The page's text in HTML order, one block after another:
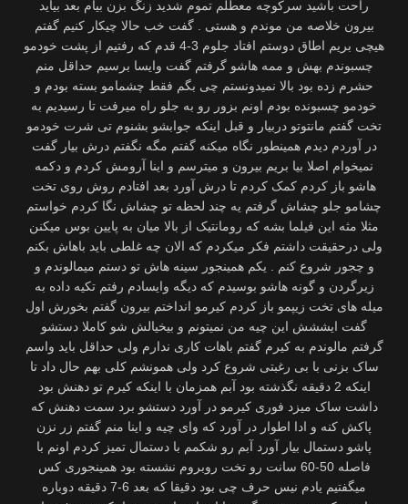
راحت باشید سرکوچه معطلم تموم شدید زنگ بزن بیام بعد بیاید
بیرون خلاصه من موندم و هستی . گفت خب حالا چیکار کنیم گفتم
هیچی بریم اطاق دوستم افتاد جلوم 3-4 قدم که رفتیم از پشت خودمو
چسبوندم بهش و ممه هاشو گرفتم گفت وایسا برسیم حداقل منم
حشرم زده بود بالا نمیدونستم چی بگم فقط چشمامو بسته بودم و
خودمو چسبونده بودم اونم بزور رو به جلو راه میرفت تا رسیدیم به
تخت گفتم مانتوتو دربیار و قبل اینکه جوابشو بشنوم تی شرت خودمو
در آوردم دیدم همینطور نگاه میکنه گفتم مگه نگفتم درش بیار گفت
نمیخوام اصلا بیا بریم بیرون و میترسم و اینا آرومش کردم و دکمه
هاشو باز کردم کمک کردم تا درش آورد بعد افتادم روش روی تخت
چشامو جلو چشاش گرفتم یه چند لحظه تو چشاش نگا کردم خواستم
مثلا مثه این فیلما بشه که رومانتیک از بالا میان به پایین بوس میکنن
ولی درحقیقت داشتم فکر میکردم که الان چه غلطی باید باهاش بکنم
و چجور شروع کنم . یکم همینجور سینه هاش تو دستم میمالوندم و
زیرگردن و گونه هاشو بوسیدم که دیگه وایسادم رفتم تکیه داده به
میله های تخت زیپمو باز کردم کیرمو انداختم بیرون گفتم بخورش اول
گفت ایششش این چیه من نمیتونم و بیخیالش شو کاملا دستشو
گرفتم مالوندم به کیرم گفتم باهات کاری ندارم ولی حداقل باید واسم
ساک بزنی با بی رغبتی شروع کرد ولی همونشم کلی بهم حال داد تا
اینکه 2 دقیقه نگذشته بود آبم همزمان با اینکه کیرم تو دهنش بود
داشت ساک میزد فوری کیرمو در آورد دستشو برد سمت دهنش که
پاکش کنه و ادا اطوار در آورد که وای چیه و اینا منم گفتم زر نزن
پاشو دستمال بیار آورد آبم رو شکمم با دستمال تمیز کردم اونم با
فاصله 50-60 سانت رو تخت روبروم نشسته بود همینجوری کس
میگفتیم یادم نیس حرف چی بود دقیقا که بعد 6-7 دقیقه دوباره